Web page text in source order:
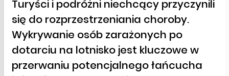
Turyści i podróżni niechcący przyczynili
się do rozprzestrzeniania choroby.
Wykrywanie osób zarażonych po
dotarciu na lotnisko jest kluczowe w
przerwaniu potencjalnego łańcucha